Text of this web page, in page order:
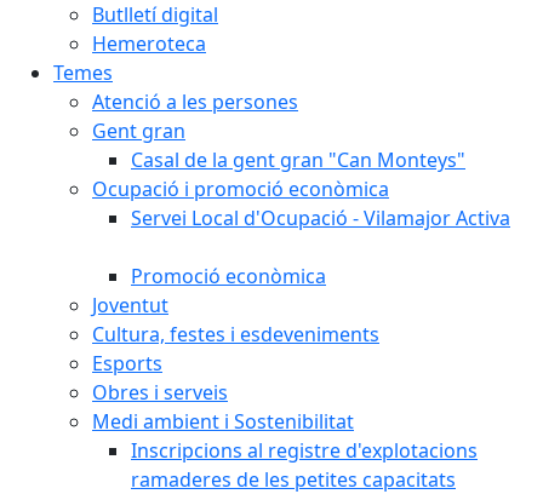
Butlletí digital
Hemeroteca
Temes
Atenció a les persones
Gent gran
Casal de la gent gran "Can Monteys"
Ocupació i promoció econòmica
Servei Local d'Ocupació - Vilamajor Activa
Promoció econòmica
Joventut
Cultura, festes i esdeveniments
Esports
Obres i serveis
Medi ambient i Sostenibilitat
Inscripcions al registre d'explotacions
ramaderes de les petites capacitats